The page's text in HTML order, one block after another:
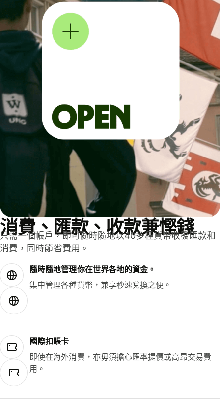
消費、匯款、收款兼慳錢
只需一個帳戶，即可隨時隨地以40多種貨幣收發匯款和
消費，同時節省費用。
隨時隨地管理你在世界各地的資金。
集中管理各種貨幣，兼享秒速兌換之便。
國際扣賬卡
即使在海外消費，亦毋須擔心匯率提價或高昂交易費
用。